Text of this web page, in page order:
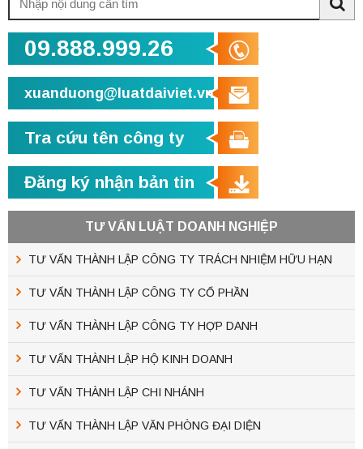
kiếm:
09.888.999.26
xuanduong@luatdaiviet.vn
Tra cứu tên công ty
Đăng ký nhận bản tin
TƯ VẤN LUẬT DOANH NGHIỆP
TƯ VẤN THÀNH LẬP CÔNG TY TRÁCH NHIỆM HỮU HẠN
TƯ VẤN THÀNH LẬP CÔNG TY CỔ PHẦN
TƯ VẤN THÀNH LẬP CÔNG TY HỢP DANH
TƯ VẤN THÀNH LẬP HỘ KINH DOANH
TƯ VẤN THÀNH LẬP CHI NHÁNH
TƯ VẤN THÀNH LẬP VĂN PHÒNG ĐẠI DIỆN